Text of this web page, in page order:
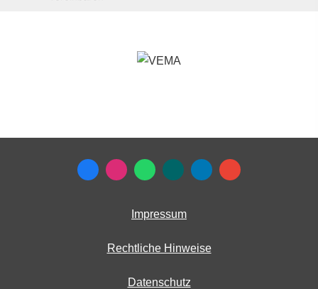
Impressum
Rechtliche Hinweise
Datenschutz